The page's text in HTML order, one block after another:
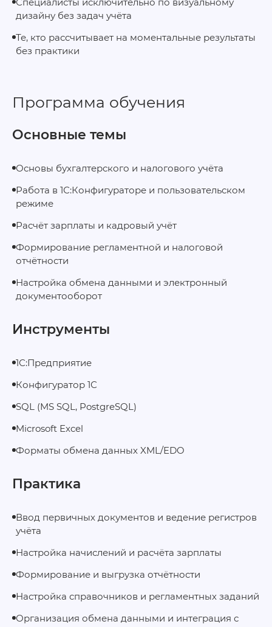
дизайну без задач учёта
Те, кто рассчитывает на моментальные результаты
без практики
Программа обучения
Основные темы
Основы бухгалтерского и налогового учёта
Работа в 1С:Конфигураторе и пользовательском
режиме
Расчёт зарплаты и кадровый учёт
Формирование регламентной и налоговой
отчётности
Настройка обмена данными и электронный
документооборот
Инструменты
1С:Предприятие
Конфигуратор 1С
SQL (MS SQL, PostgreSQL)
Microsoft Excel
Форматы обмена данных XML/EDO
Практика
Ввод первичных документов и ведение регистров
учёта
Настройка начислений и расчёта зарплаты
Формирование и выгрузка отчётности
Настройка справочников и регламентных заданий
Организация обмена данными и интеграция с